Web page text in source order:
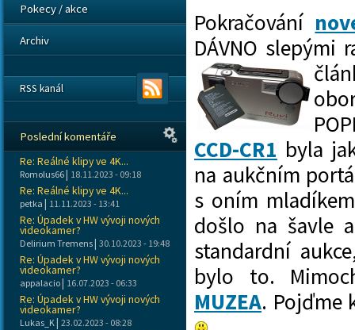
Pokračování
DÁVNO
CCD-CR1 byla
na aukčním
s oním
došlo na šavle
standardní
bylo to.
MUZEA. Pojďme
Pokecy / akce
Archiv
RSS kanál
Poslední komentáře
Re: Reálné klipy ve 4K...
Romolus66| 18.11.2023 - 09:18
Re: Reálné klipy ve 4K...
petka | 11.11.2023 - 13:41
Re: Úpadek v HW vývoji nových
videokamer?
Delirium Tremens| 30.10.2023 - 19:48
Re: Úpadek v HW vývoji nových
videokamer?
appalacio| 16.07.2023 - 06:33
Re: Úpadek v HW vývoji nových
videokamer?
Lukas_K | 23.02.2023 - 08:28